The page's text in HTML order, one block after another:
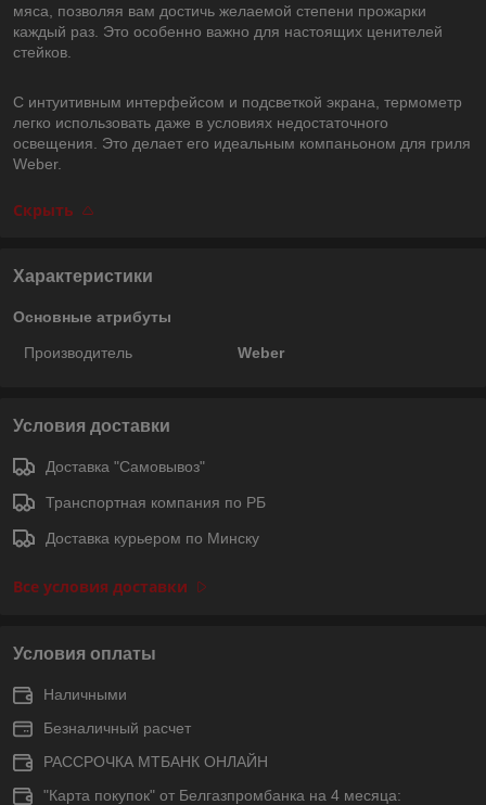
мяса, позволяя вам достичь желаемой степени прожарки
каждый раз. Это особенно важно для настоящих ценителей
стейков.
С интуитивным интерфейсом и подсветкой экрана, термометр
легко использовать даже в условиях недостаточного
освещения. Это делает его идеальным компаньоном для гриля
Weber.
Скрыть
Характеристики
Основные атрибуты
Производитель Weber
Условия доставки
Доставка "Самовывоз"
Транспортная компания по РБ
Доставка курьером по Минску
Все условия доставки
Условия оплаты
Наличными
Безналичный расчет
РАССРОЧКА МТБАНК ОНЛАЙН
"Карта покупок" от Белгазпромбанка на 4 месяца: